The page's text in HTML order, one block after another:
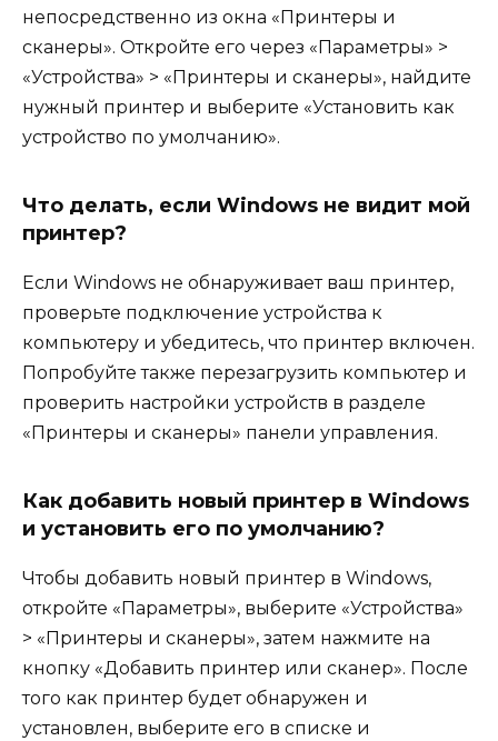
непосредственно из окна «Принтеры и
сканеры». Откройте его через «Параметры» >
«Устройства» > «Принтеры и сканеры», найдите
нужный принтер и выберите «Установить как
устройство по умолчанию».
Что делать, если Windows не видит мой
принтер?
Если Windows не обнаруживает ваш принтер,
проверьте подключение устройства к
компьютеру и убедитесь, что принтер включен.
Попробуйте также перезагрузить компьютер и
проверить настройки устройств в разделе
«Принтеры и сканеры» панели управления.
Как добавить новый принтер в Windows
и установить его по умолчанию?
Чтобы добавить новый принтер в Windows,
откройте «Параметры», выберите «Устройства»
> «Принтеры и сканеры», затем нажмите на
кнопку «Добавить принтер или сканер». После
того как принтер будет обнаружен и
установлен, выберите его в списке и